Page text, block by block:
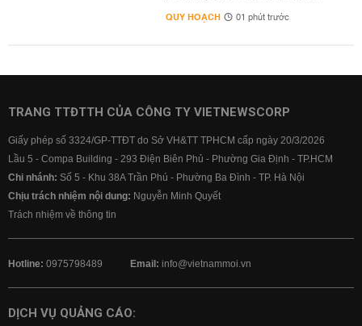
QUY HOẠCH 01 phút trước
TRANG TTĐTTH CỦA CÔNG TY VIETNEWSCORP
Giấy phép số 3324/GP-TTĐT do Sở VH&TT TPHCM cấp ngày 20/3/2026
Lầu 5 - Compa Building - 293 Điện Biên Phủ - Phường Gia Định - TP.HCM
Chi nhánh: Số 5 - Khu 38A Trần Phú - Phường Ba Đình - TP. Hà Nội
Chịu trách nhiệm nội dung: Nguyễn Minh Quyết
Trách nhiệm về thông tin
Hotline: 0975798489 Email: info@vietnammoi.vn
DỊCH VỤ QUẢNG CÁO: